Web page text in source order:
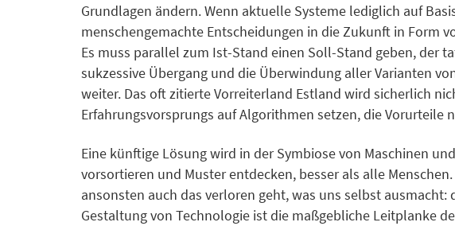
Grundlagen ändern. Wenn aktuelle Systeme lediglich auf
menschengemachte Entscheidungen in die Zukunft in Form
Es muss parallel zum Ist-Stand einen Soll-Stand geben, der
sukzessive Übergang und die Überwindung aller Varianten
weiter. Das oft zitierte Vorreiterland Estland wird sicherlich
Erfahrungsvorsprungs auf Algorithmen setzen, die Vorurteile
Eine künftige Lösung wird in der Symbiose von Maschinen
vorsortieren und Muster entdecken, besser als alle
ansonsten auch das verloren geht, was uns selbst
Gestaltung von Technologie ist die maßgebliche Leitplanke